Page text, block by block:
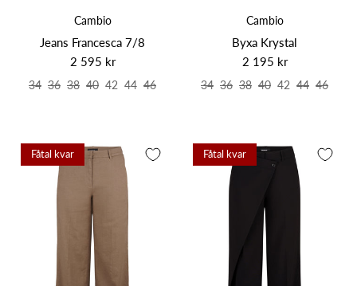
Cambio
Jeans Francesca 7/8
2 595 kr
34 36 38 40 42 44 46
Cambio
Byxa Krystal
2 195 kr
34 36 38 40 42 44 46
Fåtal kvar Fåtal kvar